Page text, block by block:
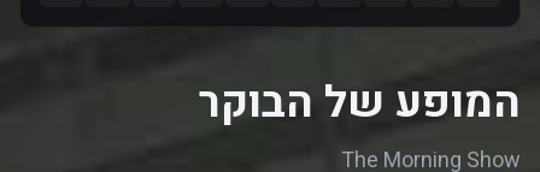
המופע של הבוקר
The Morning Show